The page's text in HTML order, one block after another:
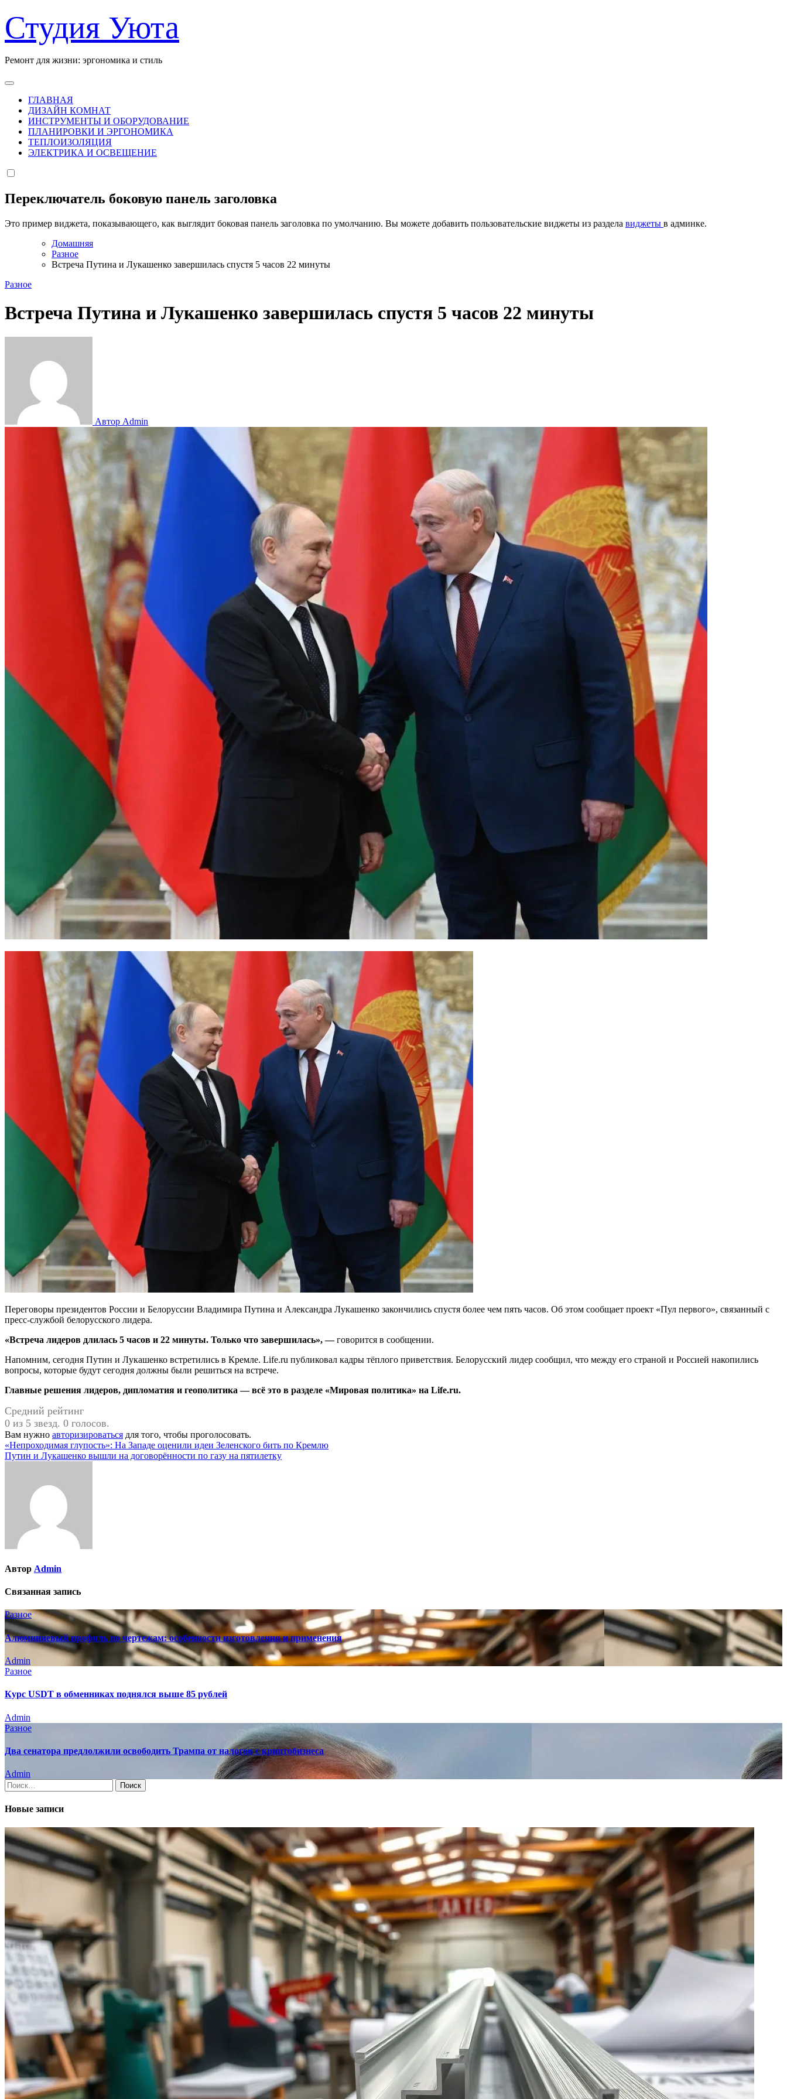
к
содержанию
Студия Уюта
Ремонт для жизни: эргономика и стиль
ГЛАВНАЯ
ДИЗАЙН КОМНАТ
ИНСТРУМЕНТЫ И ОБОРУДОВАНИЕ
ПЛАНИРОВКИ И ЭРГОНОМИКА
ТЕПЛОИЗОЛЯЦИЯ
ЭЛЕКТРИКА И ОСВЕЩЕНИЕ
Переключатель боковую панель заголовка
Это пример виджета, показывающего, как выглядит боковая панель заголовка по умолчанию. Вы можете добавить пользовательские виджеты из раздела виджеты в админке.
Домашняя
Разное
Встреча Путина и Лукашенко завершилась спустя 5 часов 22 минуты
Разное
Встреча Путина и Лукашенко завершилась спустя 5 часов 22 минуты
Автор Admin
Переговоры президентов России и Белоруссии Владимира Путина и Александра Лукашенко закончились спустя более чем пять часов. Об этом сообщает проект «Пул первого», связанный с
пресс-службой белорусского лидера.
«Встреча лидеров длилась 5 часов и 22 минуты. Только что завершилась», —говорится в сообщении.
Напомним, сегодня Путин и Лукашенко встретились в Кремле. Life.ru публиковал кадры тёплого приветствия. Белорусский лидер сообщил, что между его страной и Россией накопились
вопросы, которые будут сегодня должны были решиться на встрече.
Главные решения лидеров, дипломатия и геополитика — всё это в разделе «Мировая политика» на Life.ru.
Средний рейтинг
0 из 5 звезд. 0 голосов.
Вам нужно авторизироваться для того, чтобы проголосовать.
Навигация
по
«Непроходимая глупость»: На Западе оценили идеи Зеленского бить по Кремлю
Путин и Лукашенко вышли на договорённости по газу на пятилетку
Автор Admin
Связанная запись
Разное
Алюминиевый профиль по чертежам: особенности изготовления и применения
Admin
Разное
Курс USDT в обменниках поднялся выше 85 рублей
Admin
Разное
Два сенатора предлолжили освободить Трампа от налогов с криптобизнеса
Admin
Найти:
Новые записи